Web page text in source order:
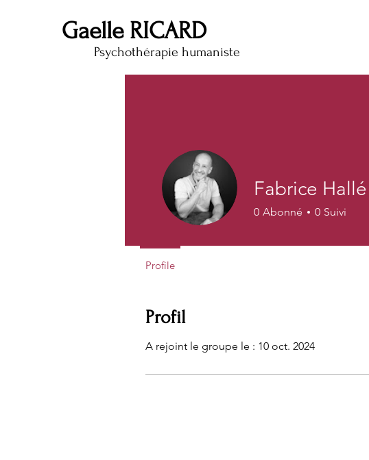
Gaelle RICARD
Psychothérapie humaniste
Profil
A rejoint le groupe le : 10 oct. 2024
Fabrice Hallé
0 Abonné 0 Suivi
Profile